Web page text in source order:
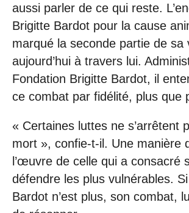
aussi parler de ce qui reste.
Brigitte Bardot pour la cause
marqué la seconde partie de sa
aujourd’hui à travers lui.
Fondation Brigitte Bardot, il
ce combat par fidélité, plus que
« Certaines luttes ne s’arrêtent
mort », confie-t-il. Une manière
l’œuvre de celle qui a consacré
défendre les plus vulnérables.
Bardot n’est plus, son combat,